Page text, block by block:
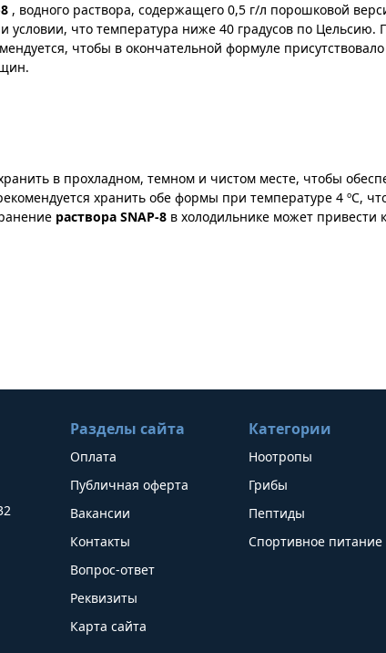
, водного раствора, содержащего 0,5 г/л порошковой
условии, что температура ниже 40 градусов по
чтобы в окончательной формуле
в прохладном, темном и чистом месте, чтобы
хранить обе формы при температуре 4 ºC,
раствора SNAP-8 в холодильнике может привести
Разделы сайта
Оплата
Публичная оферта
Вакансии
Контакты
Вопрос-ответ
Реквизиты
Карта сайта
Категории
Ноотропы
Грибы
Пептиды
Спортивное питание